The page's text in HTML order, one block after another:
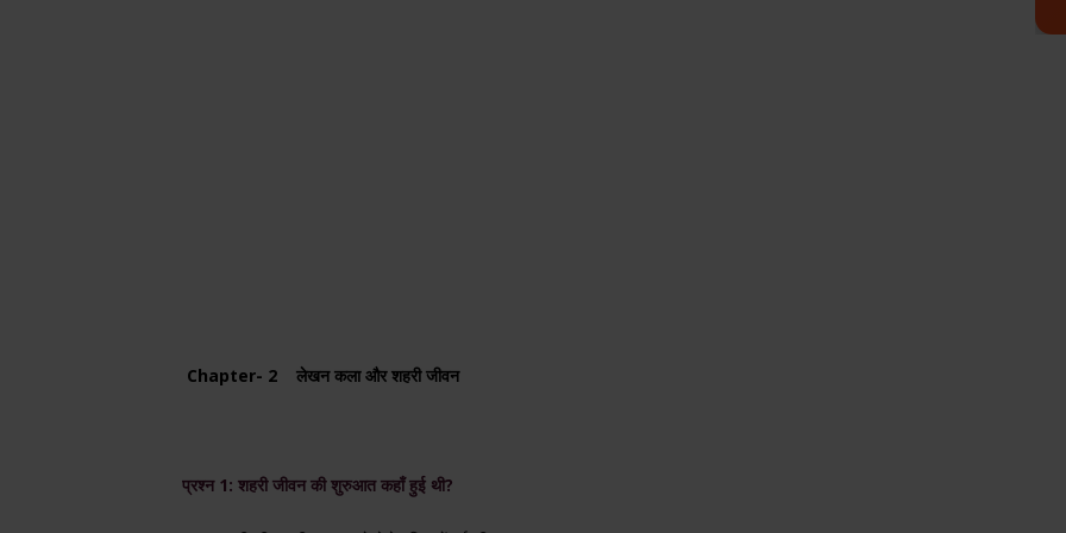
Chapter- 2 लेखन कला और शहरी जीवन
प्रश्न 1: शहरी जीवन की शुरुआत कहाँ हुई थी?